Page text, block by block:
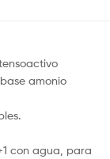
amonio
con agua, para